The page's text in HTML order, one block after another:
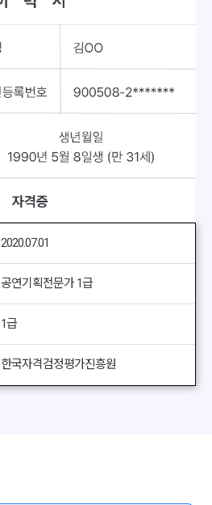
2020.07.01
공연기획전문가 1급
1급
한국자격검정평가진흥원